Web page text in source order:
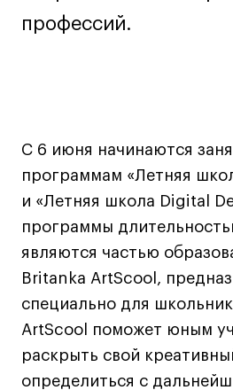
Все программы
Дизайн одежды
Стайлинг
Современная живопись
UX/UI-дизайн
Маркетинг
Все программы
Мода
профессий.
C 6 июня начинаются
программам «Летняя
и «Летняя школа Digital
программы
являются частью
Britanka ArtScool,
специально для
ArtScool поможет юным
раскрыть свой
определиться с